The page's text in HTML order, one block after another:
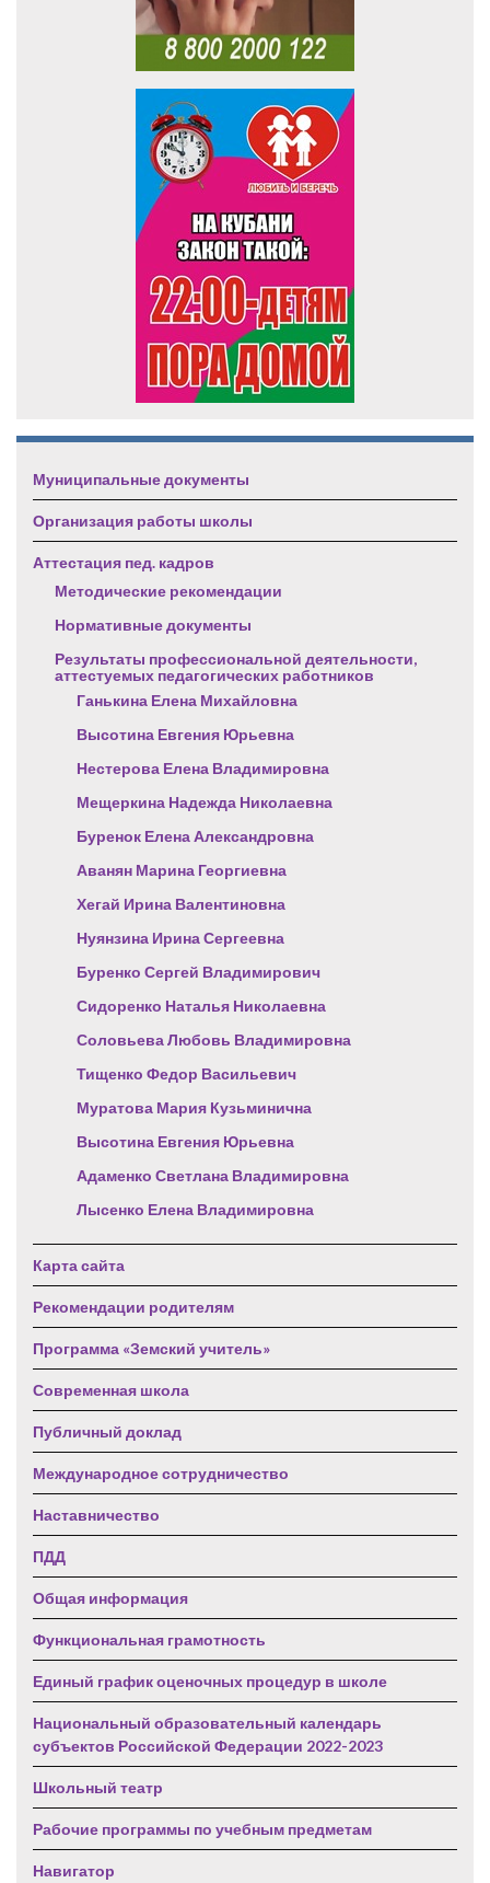
Муниципальные документы
Организация работы школы
Аттестация пед. кадров
Методические рекомендации
Нормативные документы
Результаты профессиональной деятельности,
аттестуемых педагогических работников
Ганькина Елена Михайловна
Высотина Евгения Юрьевна
Нестерова Елена Владимировна
Мещеркина Надежда Николаевна
Буренок Елена Александровна
Аванян Марина Георгиевна
Хегай Ирина Валентиновна
Нуянзина Ирина Сергеевна
Буренко Сергей Владимирович
Сидоренко Наталья Николаевна
Соловьева Любовь Владимировна
Тищенко Федор Васильевич
Муратова Мария Кузьминична
Высотина Евгения Юрьевна
Адаменко Светлана Владимировна
Лысенко Елена Владимировна
Карта сайта
Рекомендации родителям
Программа «Земский учитель»
Современная школа
Публичный доклад
Международное сотрудничество
Наставничество
ПДД
Общая информация
Функциональная грамотность
Единый график оценочных процедур в школе
Национальный образовательный календарь
субъектов Российской Федерации 2022-2023
Школьный театр
Рабочие программы по учебным предметам
Навигатор